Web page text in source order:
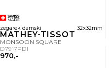
zegarek damski 32x32mm
MATHEY-TISSOT
MONSOON SQUARE
D7917PDI
970,-